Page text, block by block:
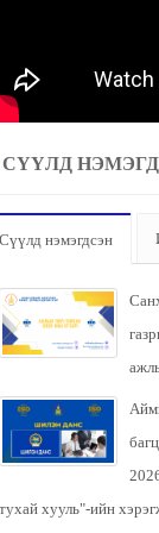
Сүүлд нэмэгдсэн
тухай хууль"-ийн